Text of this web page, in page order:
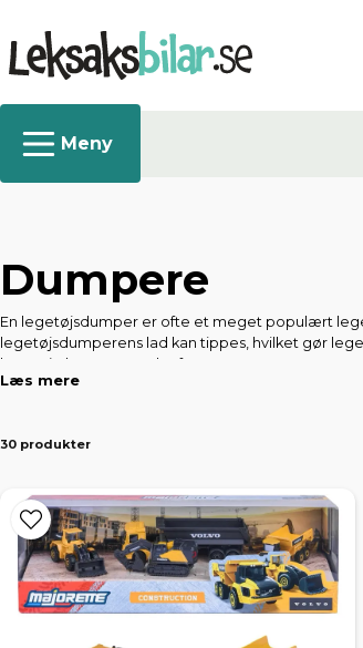
Dumpere
En legetøjsdumper er ofte et meget populært
legetøjsdumperens lad kan tippes, hvilket gør
legetøjsdumpere nedenfor.
Læs mere
30 produkter